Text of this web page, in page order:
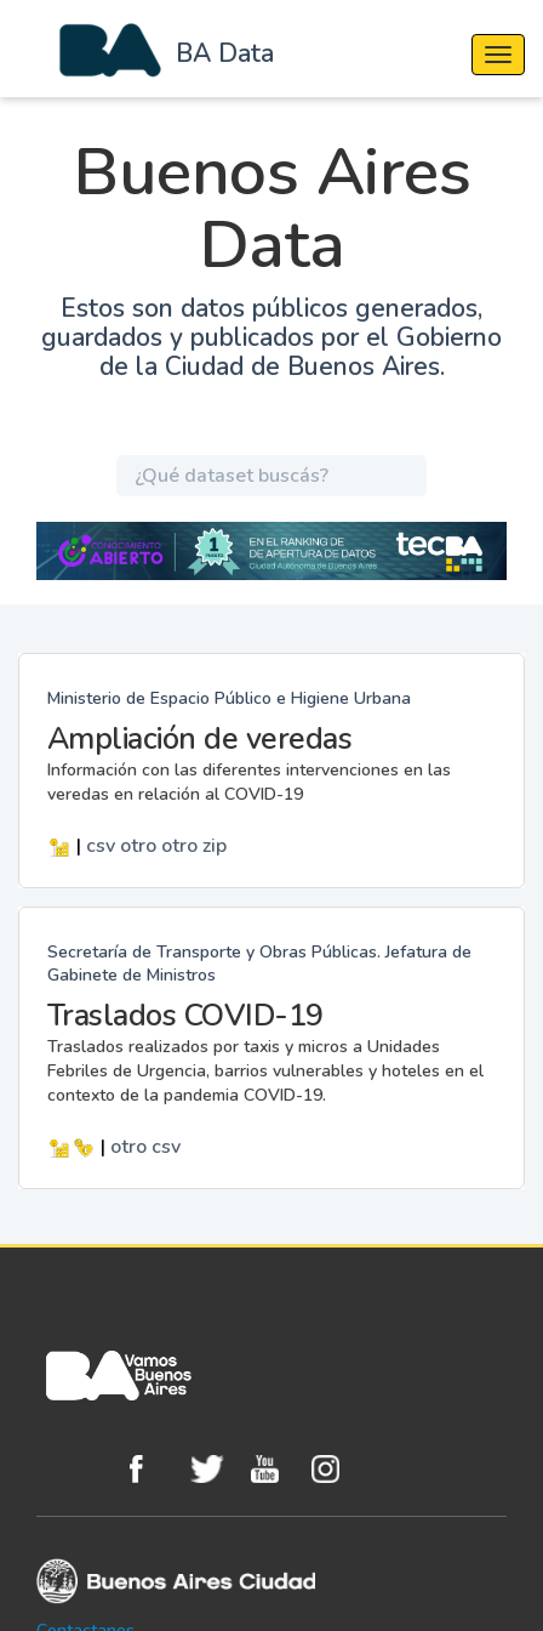
BA Data
Buenos Aires
Data
Estos son datos públicos generados,
guardados y publicados por el Gobierno
de la Ciudad de Buenos Aires.
Ministerio de Espacio Público e Higiene Urbana
Ampliación de veredas
Información con las diferentes intervenciones en las
veredas en relación al COVID-19
| csv otro otro zip
Secretaría de Transporte y Obras Públicas. Jefatura de
Gabinete de Ministros
Traslados COVID-19
Traslados realizados por taxis y micros a Unidades
Febriles de Urgencia, barrios vulnerables y hoteles en el
contexto de la pandemia COVID-19.
| otro csv